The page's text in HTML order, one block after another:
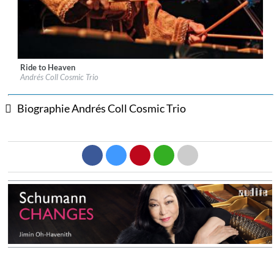
Label:XJAZZ! Music
Genre: Jazz
Ride to Heaven
Andrés Coll Cosmic Trio
Biographie Andrés Coll Cosmic Trio